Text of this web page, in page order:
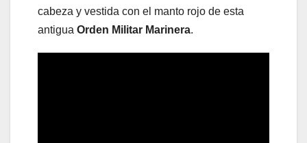
cabeza y vestida con el manto rojo de esta
antigua Orden Militar Marinera.